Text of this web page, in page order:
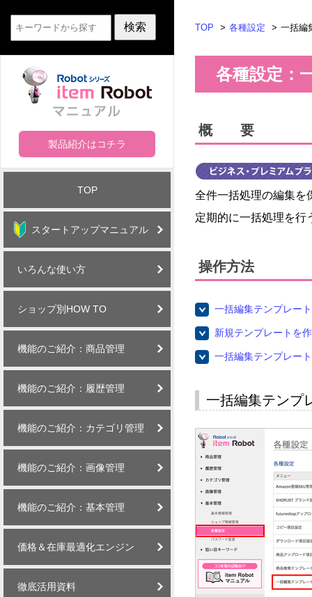
製品紹介はコチラ
TOP
スタートアップマニュアル
いろんな使い方
ショップ別HOW TO
機能のご紹介：商品管理
機能のご紹介：履歴管理
機能のご紹介：カテゴリ管理
機能のご紹介：画像管理
機能のご紹介：基本管理
価格＆在庫最適化エンジン
徹底活用資料
TOP 各種設定 一括編
各種設定：
概 要
全件一括処理の編集を
定期的に一括処理を行
操作方法
一括編集テンプレー
新規テンプレートを
一括編集テンプレー
一括編集テンプ